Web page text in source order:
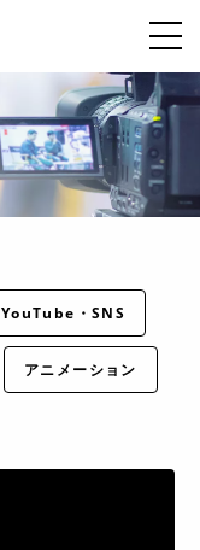
YouTube・SNS
アニメーション